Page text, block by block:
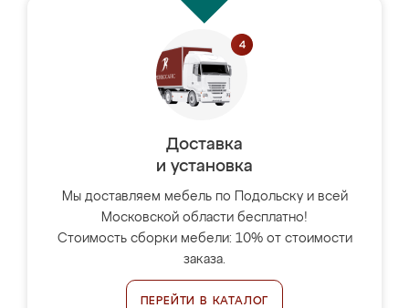
Доставка
и установка
Мы доставляем мебель по Подольску и всей
Московской области бесплатно!
Стоимость сборки мебели: 10% от стоимости
заказа.
ПЕРЕЙТИ В КАТАЛОГ